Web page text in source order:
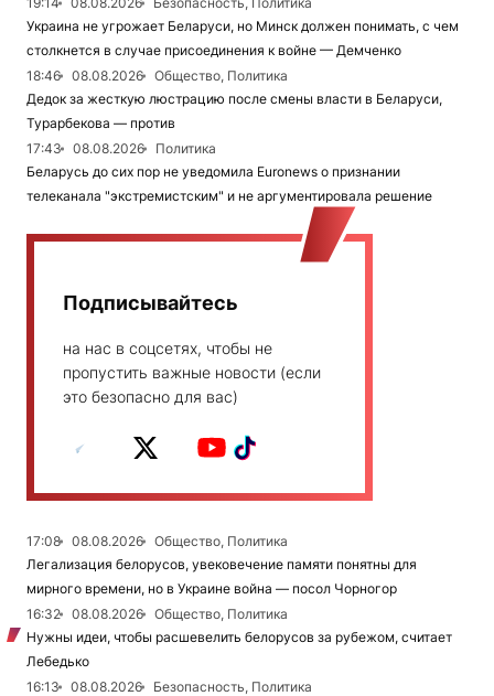
Украина не угрожает Беларуси, но Минск должен понимать, с чем
столкнется в случае присоединения к войне — Демченко
18:46
08.08.2026
Общество, Политика
Дедок за жесткую люстрацию после смены власти в Беларуси,
Турарбекова — против
17:43
08.08.2026
Политика
Беларусь до сих пор не уведомила Euronews о признании
телеканала "экстремистским" и не аргументировала решение
Подписывайтесь
на нас в соцсетях, чтобы не
пропустить важные новости (если
это безопасно для вас)
17:08 08.08.2026
Общество, Политика
Легализация белорусов, увековечение памяти понятны для
мирного времени, но в Украине война — посол Чорногор
16:32
08.08.2026
Общество, Политика
Нужны идеи, чтобы расшевелить белорусов за рубежом, считает
Лебедько
16:13
08.08.2026
Безопасность, Политика